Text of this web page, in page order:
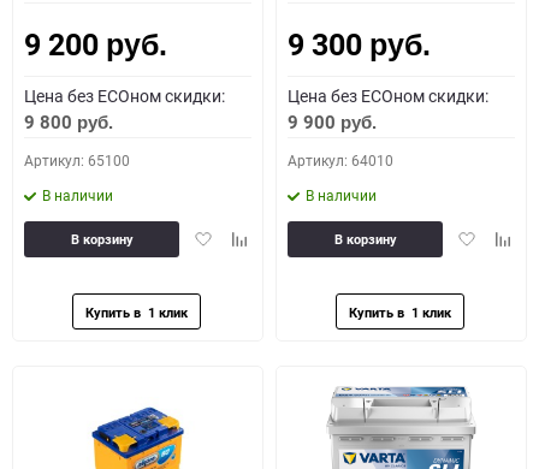
9 200 руб.
Цена без ECOном скидки:
9 800 руб.
Артикул: 65100
В наличии
ДобавитьДобавить
В корзину
9 300 руб.
Цена без ECOном скидки:
9 900 руб.
Артикул: 64010
В наличии
Добавить
В корзину